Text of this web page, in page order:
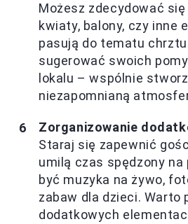
Możesz zdecydować
kwiaty, balony, czy inne
pasują do tematu
sugerować swoich
lokalu – wspólnie
niezapomnianą
Zorganizowanie
Staraj się zapewnić
umilą czas spędzony
być muzyka na żywo,
zabaw dla dzieci. Warto
dodatkowych